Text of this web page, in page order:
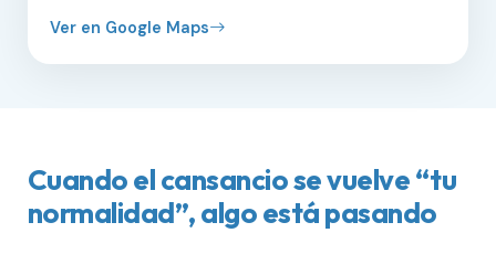
Ver en Google Maps
Cuando el cansancio se vuelve “tu
normalidad”, algo está pasando